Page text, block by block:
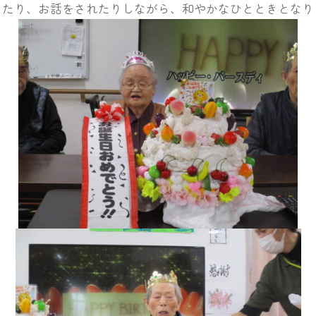
り、お話をされたりしながら、和やかなひとときとな